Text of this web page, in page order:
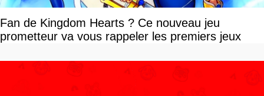
Fan de Kingdom Hearts ? Ce nouveau jeu
prometteur va vous rappeler les premiers jeux